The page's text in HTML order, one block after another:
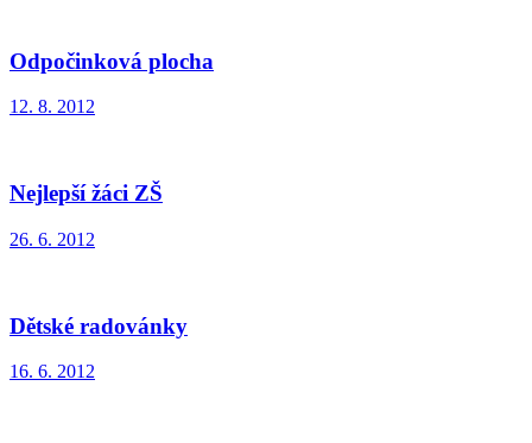
Odpočinková plocha
12. 8. 2012
Nejlepší žáci ZŠ
26. 6. 2012
Dětské radovánky
16. 6. 2012